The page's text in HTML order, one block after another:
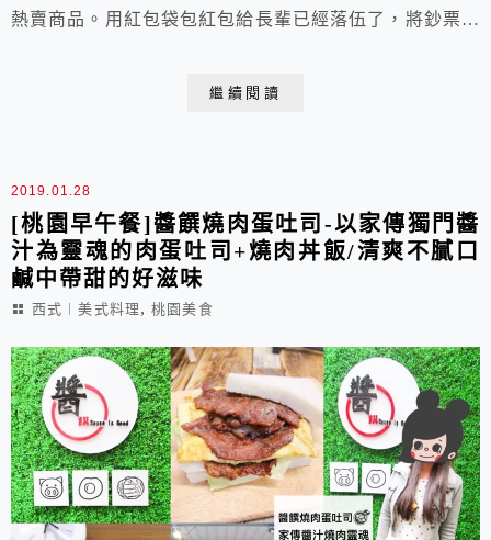
熱賣商品。用紅包袋包紅包給長輩已經落伍了，將鈔票藏
繼續閱讀
2019.01.28
[桃園早午餐]醬饌燒肉蛋吐司-以家傳獨門醬
汁為靈魂的肉蛋吐司+燒肉丼飯/清爽不膩口
鹹中帶甜的好滋味
西式︱美式料理 ,桃園美食